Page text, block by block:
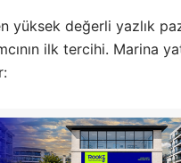
yüksek değerli yazlık
ilk tercihi. Marina